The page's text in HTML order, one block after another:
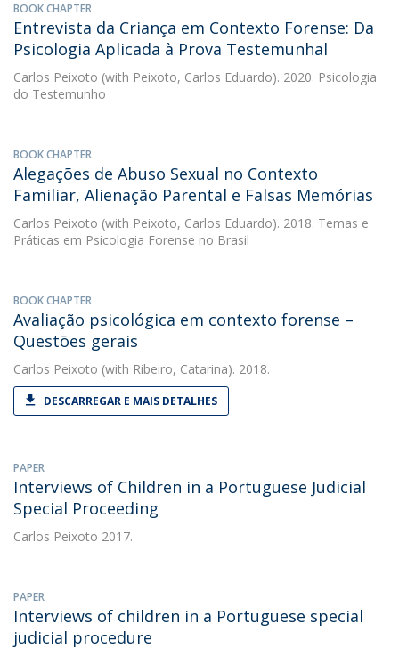
BOOK CHAPTER
Entrevista da Criança em Contexto Forense: Da
Psicologia Aplicada à Prova Testemunhal
Carlos Peixoto (with Peixoto, Carlos Eduardo). 2020. Psicologia
do Testemunho
BOOK CHAPTER
Alegações de Abuso Sexual no Contexto
Familiar, Alienação Parental e Falsas Memórias
Carlos Peixoto (with Peixoto, Carlos Eduardo). 2018. Temas e
Práticas em Psicologia Forense no Brasil
BOOK CHAPTER
Avaliação psicológica em contexto forense –
Questões gerais
Carlos Peixoto (with Ribeiro, Catarina). 2018.
DESCARREGAR E MAIS DETALHES
PAPER
Interviews of Children in a Portuguese Judicial
Special Proceeding
Carlos Peixoto 2017.
PAPER
Interviews of children in a Portuguese special
judicial procedure